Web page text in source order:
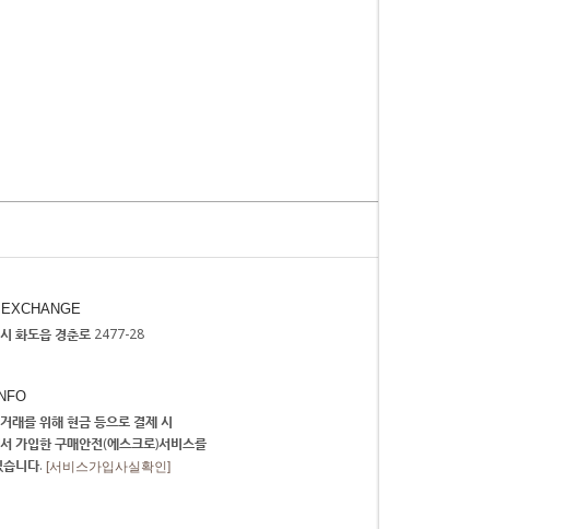
화도읍 경춘로 2477-28
래를 위해 현금 등으로 결제 시
가입한 구매안전(에스크로)서비스를
니다. [서비스가입사실확인]